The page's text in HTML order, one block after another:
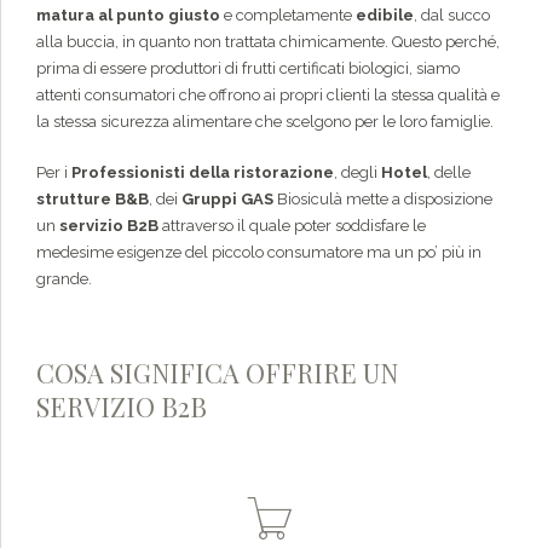
matura al punto giusto e completamente edibile, dal succo
alla buccia, in quanto non trattata chimicamente. Questo perché,
prima di essere produttori di frutti certificati biologici, siamo
attenti consumatori che offrono ai propri clienti la stessa qualità e
la stessa sicurezza alimentare che scelgono per le loro famiglie.
Per i Professionisti della ristorazione , degli Hotel, delle
strutture B&B , dei Gruppi GAS Biosiculà mette a disposizione
un servizio B2B attraverso il quale poter soddisfare le
medesime esigenze del piccolo consumatore ma un po’ più in
grande.
COSA SIGNIFICA OFFRIRE UN
SERVIZIO B2B